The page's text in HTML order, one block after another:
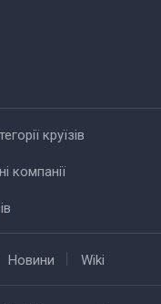
круїзів
компанії
Новини Wiki